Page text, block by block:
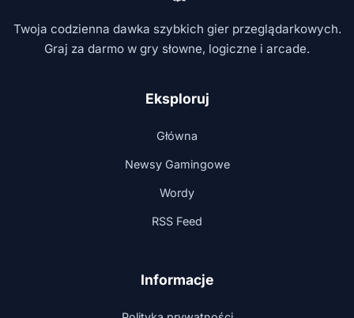
Twoja codzienna dawka szybkich gier przeglądarkowych.
Graj za darmo w gry słowne, logiczne i arcade.
Eksploruj
Główna
Newsy Gamingowe
Wordy
RSS Feed
Informacje